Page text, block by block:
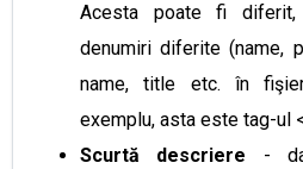
Acesta poate fi
denumiri diferite (name,
name, title etc. în
exemplu, asta este tag-ul
Scurtă descriere -